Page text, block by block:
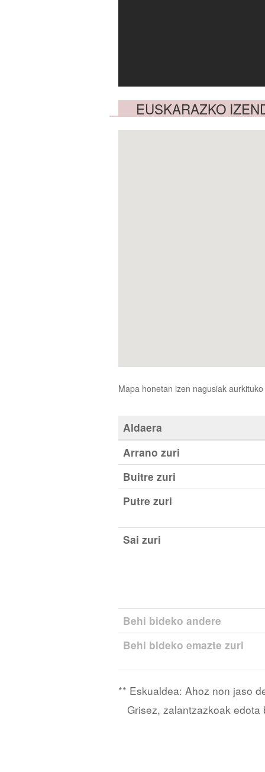
EUSKARAZKO
Mapa honetan izen nagusiak
Aldaera
Arrano zuri
Buitre zuri
Putre zuri
Sai zuri
Behi bideko andere
Behi bideko emazte zuri
** Eskualdea: Ahoz non jaso
Grisez, zalantzazkoak